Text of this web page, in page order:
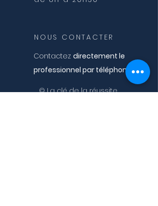
NOUS CONTACTER
Contactez directement le
professionnel par téléphone ou
par mail (voir onglet "accueil/
© La clé de la réussite